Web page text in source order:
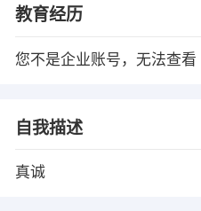
教育经历
您不是企业账号，无法查看
自我描述
真诚